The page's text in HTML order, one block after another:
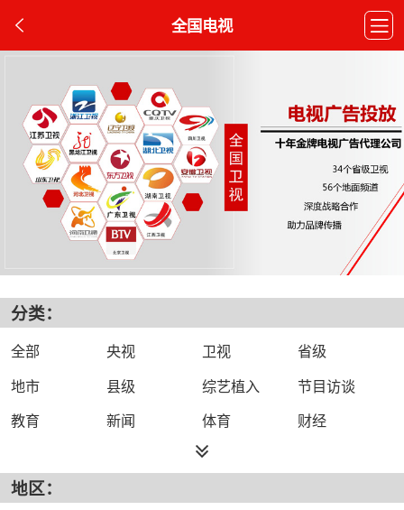
全国电视
分类：
全部 央视 卫视
省级
地市
县级 综艺植入
节目访谈
教育
新闻 体育
财经
科技
都市
地区：